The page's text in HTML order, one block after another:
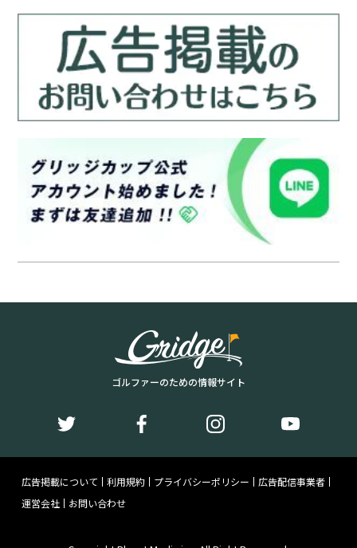
ゴルファーのための情報サイト
広告掲載について 利用規約 プライバシーポリシー
広告配信事業者
運営会社
お問い合わせ